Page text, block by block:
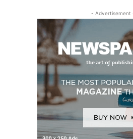
- Advertisement